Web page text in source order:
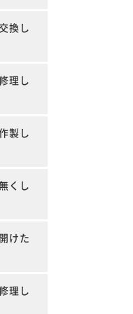
換し
理し
製し
くし
けた
理し